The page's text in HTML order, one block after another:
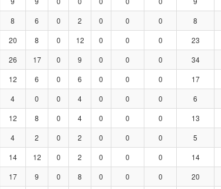
8 6 0 2 0 0 0 8
20 8 0 12 0 0 0 23
26 17 0 9 0 0 0 34
12 6 0 6 0 0 0 17
4 0 0 4 0 0 0 6
12 8 0 4 0 0 0 13
4 2 0 2 0 0 0 5
14 12 0 2 0 0 0 14
17 9 0 8 0 0 0 20